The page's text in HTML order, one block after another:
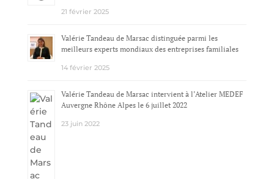
21 février 2025
Valérie Tandeau de Marsac distinguée parmi les
meilleurs experts mondiaux des entreprises familiales
14 février 2025
Valérie Tandeau de Marsac intervient à l’Atelier MEDEF
Auvergne Rhône Alpes le 6 juillet 2022
23 juin 2022